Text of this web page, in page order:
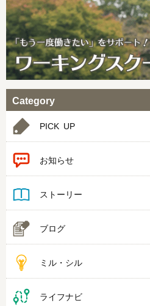
Category
PICK UP
お知らせ
ストーリー
ブログ
ミル・シル
ライフナビ